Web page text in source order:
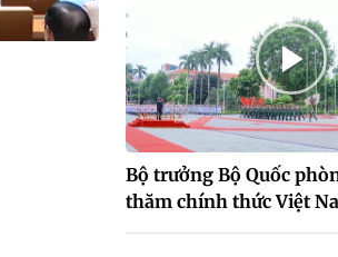
Bộ trưởng Bộ Quốc
thăm chính thức Việt